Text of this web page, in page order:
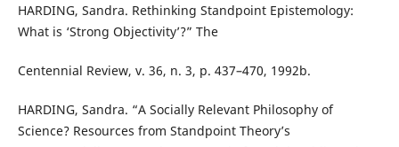
HARDING, Sandra. Rethinking Standpoint Epistemology:
What is ‘Strong Objectivity’?” The
Centennial Review, v. 36, n. 3, p. 437–470, 1992b.
HARDING, Sandra. “A Socially Relevant Philosophy of
Science? Resources from Standpoint Theory’s